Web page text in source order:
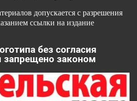
допускается с разрешения
ссылки на издание
без согласия
запрещено законом